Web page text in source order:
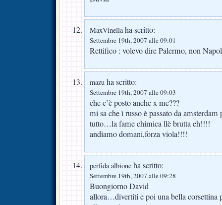
MaxVinellaha scritto:
Settembre 19th, 2007 alle 09:01
Rettifico : volevo dire Palermo, non
mazu ha scritto:
Settembre 19th, 2007 alle 09:03
che c’è posto anche x me???
mi sa che ì russo è passato da
tutto…la fame chimica llè brutta eh!!!!
andiamo domani,forza viola!!!!
perfida albione ha scritto:
Settembre 19th, 2007 alle 09:28
Buongiorno David
allora…divertiti e poi una bella corsettina